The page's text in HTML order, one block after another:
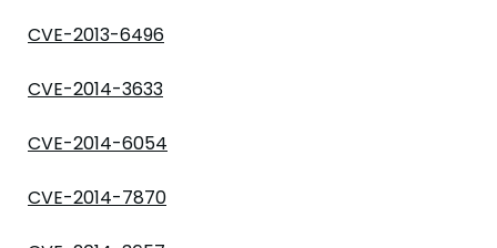
CVE-2013-6496
CVE-2014-3633
CVE-2014-6054
CVE-2014-7870